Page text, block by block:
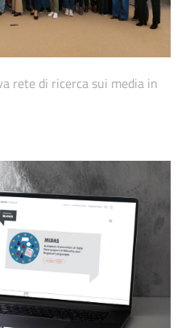
rete di ricerca sui media in